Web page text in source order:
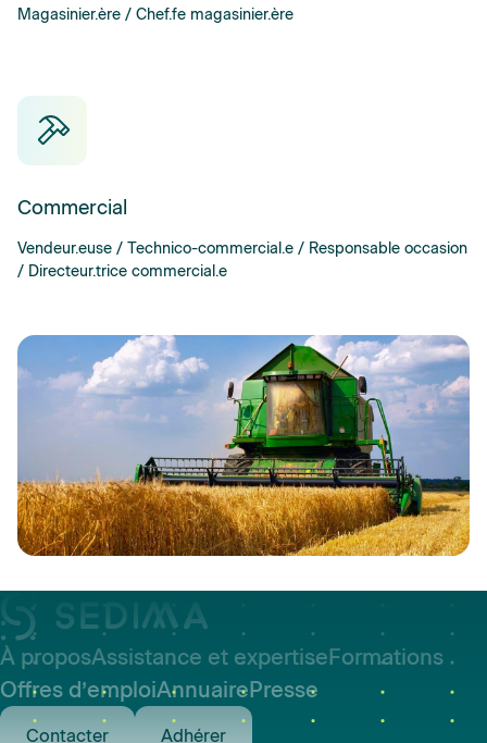
Magasinier.ère / Chef.fe magasinier.ère
Commercial
Vendeur.euse / Technico-commercial.e / Responsable occasion
/ Directeur.trice commercial.e
À proposAssistance et expertiseFormations
Offres d’emploiAnnuairePresse
Contacter Adhérer